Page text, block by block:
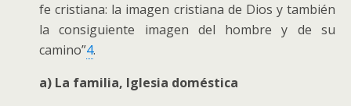
fe cristiana: la imagen cristiana de Dios y también
la consiguiente imagen del hombre y de su
camino”4.
a) La familia, Iglesia doméstica